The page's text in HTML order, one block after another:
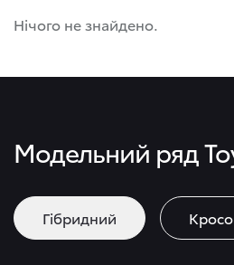
Нічого не знайдено.
Модельний ряд
Гібридний